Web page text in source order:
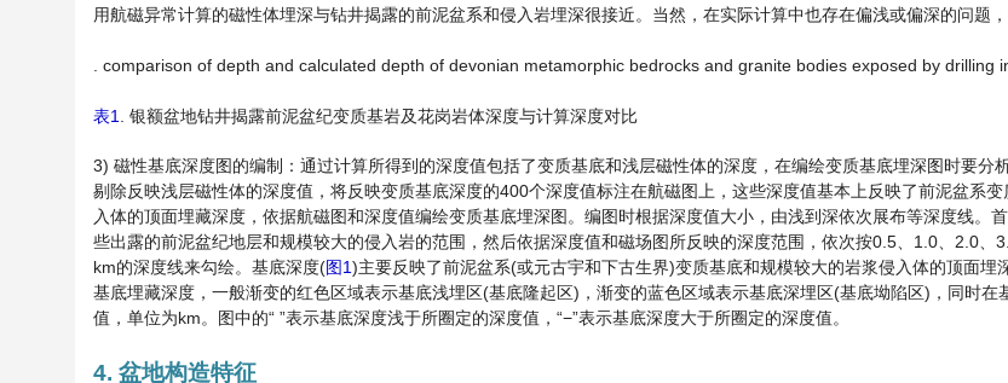
用航磁异常计算的磁性体埋深与钻井揭露的前泥盆系和侵入岩埋深很接近。当然，在实际计算中也存在偏浅或偏深的问题，
. comparison of depth and calculated depth of devonian metamorphic bedrocks and granite bodies exposed by drilling
表1 . 银额盆地钻井揭露前泥盆纪变质基岩及花岗岩体深度与计算深度对比
3) 磁性基底深度图的编制：通过计算所得到的深度值包括了变质基底和浅层磁性体的深度，在编绘变质基底埋深图时要分
剔除反映浅层磁性体的深度值，将反映变质基底深度的400个深度值标注在航磁图上，这些深度值基本上反映了前泥盆系
入体的顶面埋藏深度，依据航磁图和深度值编绘变质基底埋深图。编图时根据深度值大小，由浅到深依次展布等深度线。
些出露的前泥盆纪地层和规模较大的侵入岩的范围，然后依据深度值和磁场图所反映的深度范围，依次按0.5、1.0、2.0、
km的深度线来勾绘。基底深度(图1)主要反映了前泥盆系(或元古宇和下古生界)变质基底和规模较大的岩浆侵入体的顶面埋
基底埋藏深度，一般渐变的红色区域表示基底浅埋区(基底隆起区)，渐变的蓝色区域表示基底深埋区(基底坳陷区)，同时在
值，单位为km。图中的“ ”表示基底深度浅于所圈定的深度值，“−”表示基底深度大于所圈定的深度值。
4. 盆地构造特征